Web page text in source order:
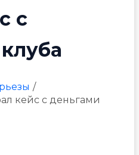
с
кейс с деньгами